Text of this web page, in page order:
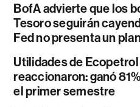
BofA advierte que los
Tesoro seguirán
Fed no presenta un
Utilidades de Ecopetrol
reaccionaron: ganó
el primer semestre